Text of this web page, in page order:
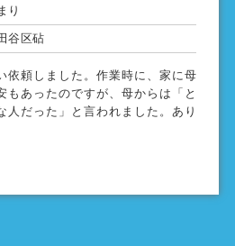
り
谷区砧
依頼しました。作業時に、家に母
もあったのですが、母からは「と
人だった」と言われました。あり